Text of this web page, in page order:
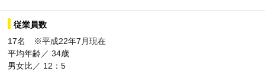
従業員数
17名 ※平成22年7月現在
平均年齢／ 34歳
男女比／ 12：5